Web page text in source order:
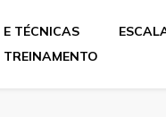
TÉCNICAS
TREINAMENTO